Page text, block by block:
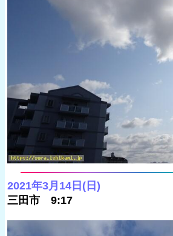
2021年3月14日(日)
三田市 9:17